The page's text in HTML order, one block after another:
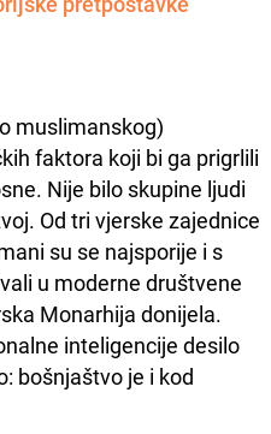
muslimanskog)
faktora koji bi ga prigrlili
Nije bilo skupine ljudi
Od tri vjerske zajednice
su se najsporije i s
u moderne društvene
Monarhija donijela.
inteligencije desilo
bošnjaštvo je i kod